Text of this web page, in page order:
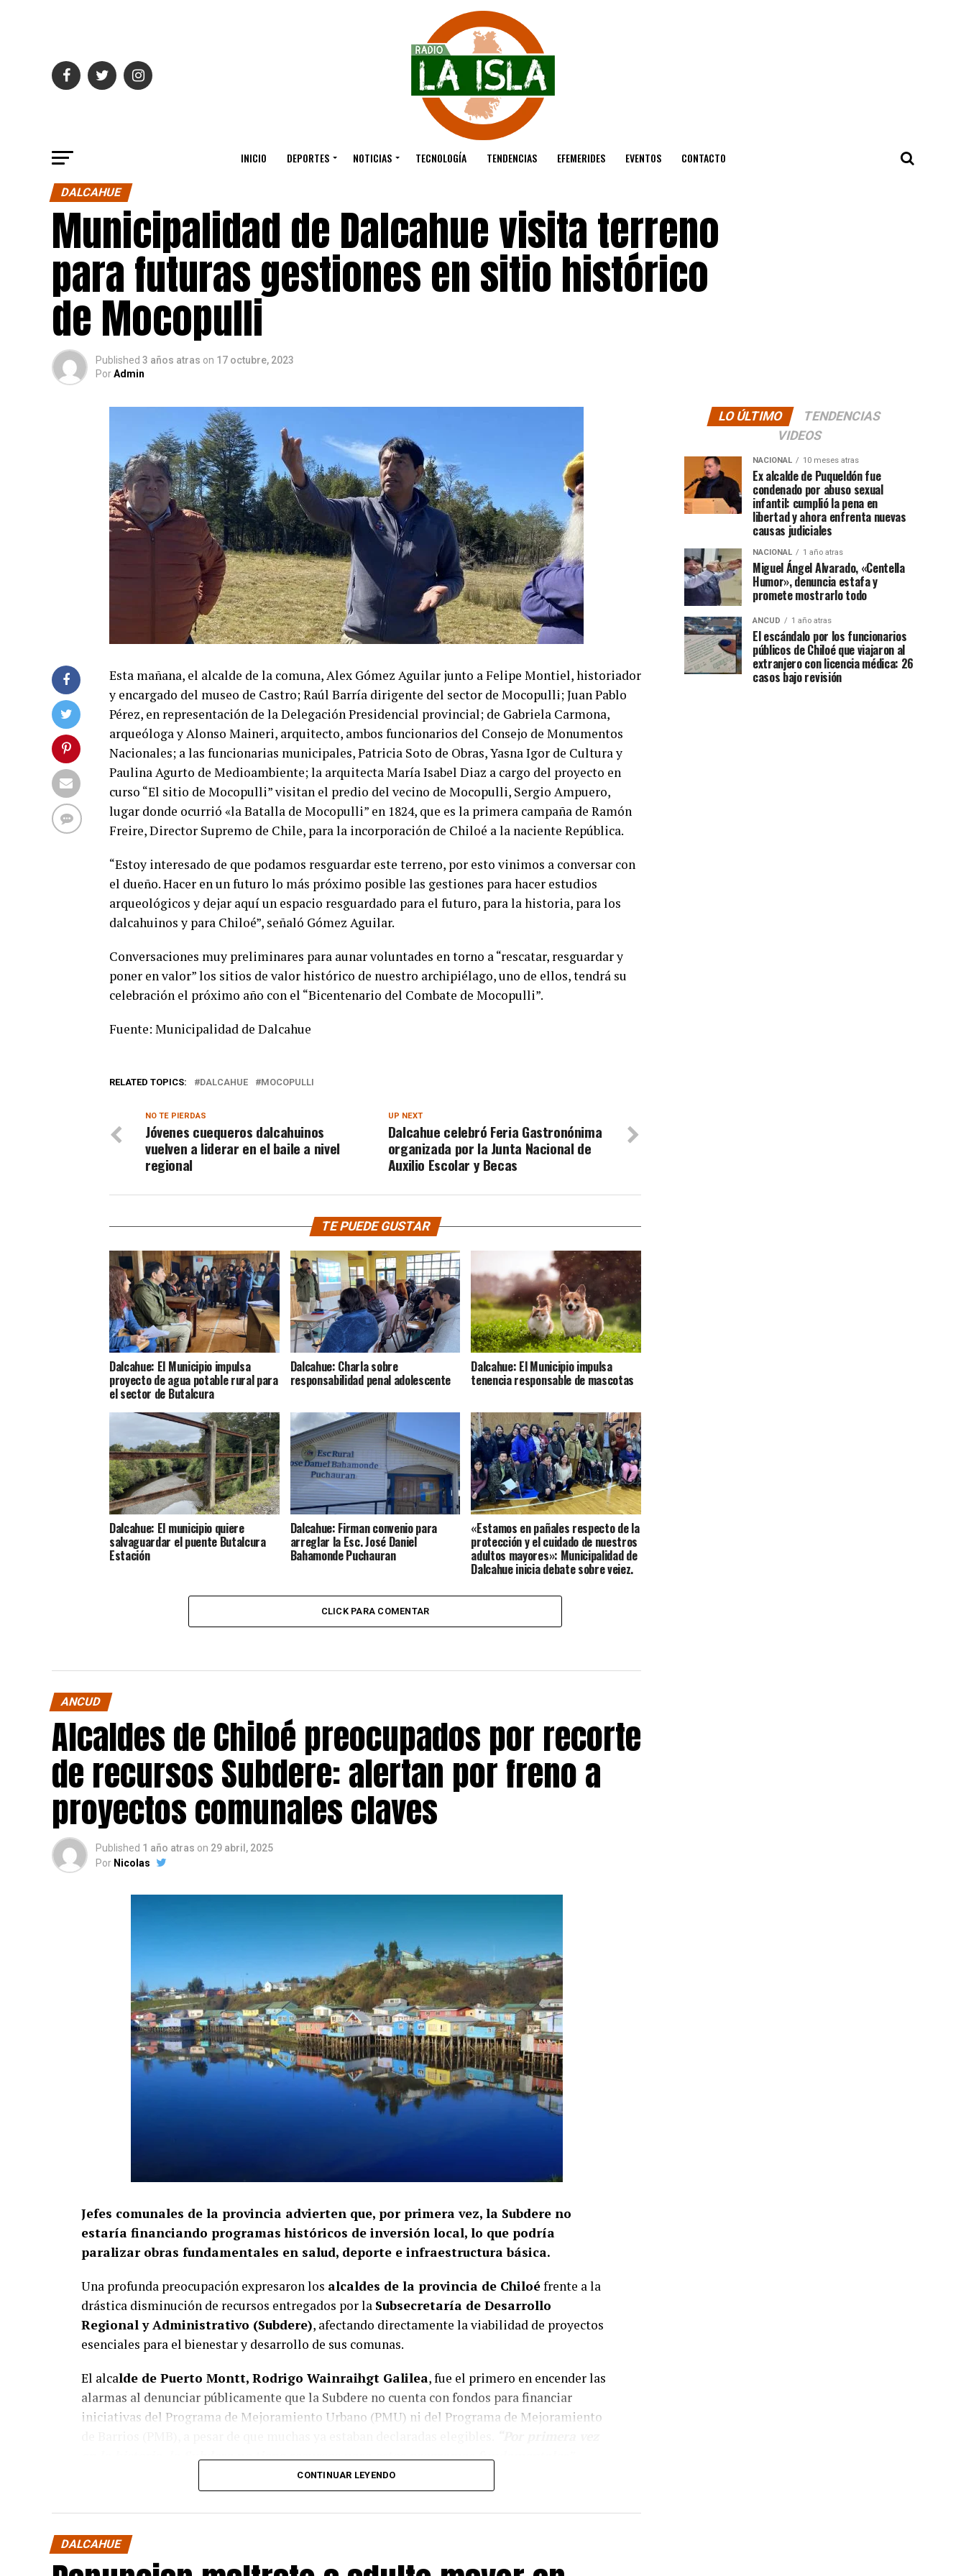
INICIO DEPORTES NOTICIAS TECNOLOGÍA TENDENCIAS EFEMERIDES EVENTOS CONTACTO
DALCAHUE
Municipalidad de Dalcahue visita terreno
para futuras gestiones en sitio histórico
de Mocopulli
Published 3 años atras on 17 octubre, 2023
PorAdmin
Esta mañana, el alcalde de la comuna, Alex Gómez Aguilar junto a Felipe Montiel, historiador
y encargado del museo de Castro; Raúl Barría dirigente del sector de Mocopulli; Juan Pablo
Pérez, en representación de la Delegación Presidencial provincial; de Gabriela Carmona,
arqueóloga y Alonso Maineri, arquitecto, ambos funcionarios del Consejo de Monumentos
Nacionales; a las funcionarias municipales, Patricia Soto de Obras, Yasna Igor de Cultura y
Paulina Agurto de Medioambiente; la arquitecta María Isabel Diaz a cargo del proyecto en
curso “El sitio de Mocopulli” visitan el predio del vecino de Mocopulli, Sergio Ampuero,
lugar donde ocurrió «la Batalla de Mocopulli” en 1824, que es la primera campaña de Ramón
Freire, Director Supremo de Chile, para la incorporación de Chiloé a la naciente República.
“Estoy interesado de que podamos resguardar este terreno, por esto vinimos a conversar con
el dueño. Hacer en un futuro lo más próximo posible las gestiones para hacer estudios
arqueológicos y dejar aquí un espacio resguardado para el futuro, para la historia, para los
dalcahuinos y para Chiloé”, señaló Gómez Aguilar.
Conversaciones muy preliminares para aunar voluntades en torno a “rescatar, resguardar y
poner en valor” los sitios de valor histórico de nuestro archipiélago, uno de ellos, tendrá su
celebración el próximo año con el “Bicentenario del Combate de Mocopulli”.
Fuente: Municipalidad de Dalcahue
RELATED TOPICS: DALCAHUE MOCOPULLI
UP NEXT
Dalcahue celebró Feria Gastronónima
organizada por la Junta Nacional de
Auxilio Escolar y Becas
NO TE PIERDAS
Jóvenes cuequeros dalcahuinos
vuelven a liderar en el baile a nivel
regional
TE PUEDE GUSTAR
Dalcahue: El Municipio impulsa
proyecto de agua potable rural para
el sector de Butalcura
Dalcahue: Charla sobre
responsabilidad penal adolescente
Dalcahue: El Municipio impulsa
tenencia responsable de mascotas
Dalcahue: El municipio quiere
salvaguardar el puente Butalcura
Estación
Dalcahue: Firman convenio para
arreglar la Esc. José Daniel
Bahamonde Puchauran
«Estamos en pañales respecto de la
protección y el cuidado de nuestros
adultos mayores»: Municipalidad de
Dalcahue inicia debate sobre vejez,
CLICK PARA COMENTAR
ANCUD
Alcaldes de Chiloé preocupados por recorte
de recursos Subdere: alertan por freno a
proyectos comunales claves
Published 1 año atras on 29 abril, 2025
Por Nicolas
Jefes comunales de la provincia advierten que, por primera vez, la Subdere no
estaría financiando programas históricos de inversión local, lo que podría
paralizar obras fundamentales en salud, deporte e infraestructura básica.
Una profunda preocupación expresaron los alcaldes de la provincia de Chiloéfrente a la
drástica disminución de recursos entregados por la Subsecretaría de Desarrollo
Regional y Administrativo (Subdere), afectando directamente la viabilidad de proyectos
esenciales para el bienestar y desarrollo de sus comunas.
El alcalde de Puerto Montt, Rodrigo Wainraihgt Galilea, fue el primero en encender las
alarmas al denunciar públicamente que la Subdere no cuenta con fondos para financiar
iniciativas del Programa de Mejoramiento Urbano (PMU) ni del Programa de Mejoramiento
en la historia, la Subdere no tiene recursos para estos programas fundamentales”,
afirmó el edil de la capital regional de Los Lagos.
Sus pares de Chiloé respaldaron sus declaraciones, manifestando su inquietud por el
señaló que si bien la comunicación con la Subdere es constante,
menos recursos que el anterior, lo que no significa que no existan recursos, sino que hay
CONTINUAR LEYENDO
DALCAHUE
LO ÚLTIMO
TENDENCIAS
VIDEOS
NACIONAL 10 meses atras
Ex alcalde de Puqueldón fue
condenado por abuso sexual
infantil: cumplió la pena en
libertad y ahora enfrenta nuevas
causas judiciales
NACIONAL 1 año atras
Miguel Ángel Alvarado, «Centella
Humor», denuncia estafa y
promete mostrarlo todo
ANCUD 1 año atras
El escándalo por los funcionarios
públicos de Chiloé que viajaron al
extranjero con licencia médica: 26
casos bajo revisión